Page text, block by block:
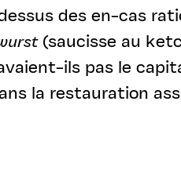
des en-cas
(saucisse au
ils pas le
la restauration